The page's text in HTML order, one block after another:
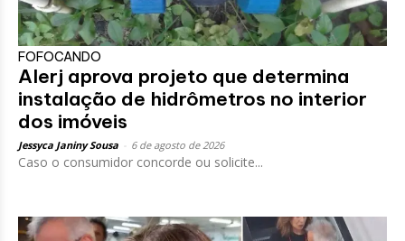
FOFOCANDO
Alerj aprova projeto que determina
instalação de hidrômetros no interior
dos imóveis
Jessyca Janiny Sousa 6 de agosto de 2026
Caso o consumidor concorde ou solicite...